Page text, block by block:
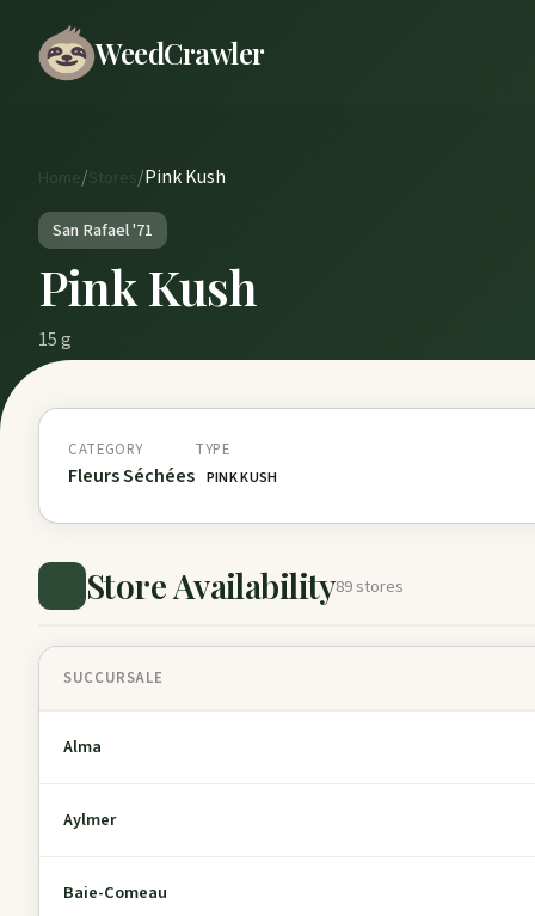
WeedCrawler
Home/Stores/Pink Kush
San Rafael '71
Pink Kush
15 g
CATEGORY
Fleurs Séchées
TYPE
PINK KUSH
Store Availability89 stores
SUCCURSALE
Alma
Aylmer
Baie-Comeau